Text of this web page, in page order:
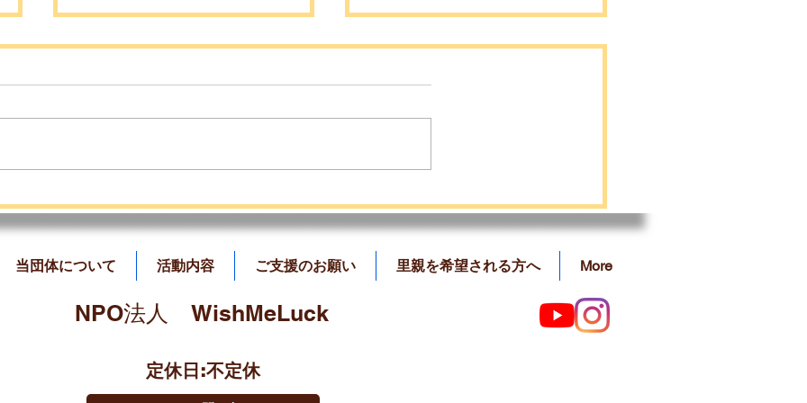
しました❗️
当団体について 活動内容 ご支援のお願い 里親を希望される方へ More
​NPO法人 WishMeLuck
定休日:不定休